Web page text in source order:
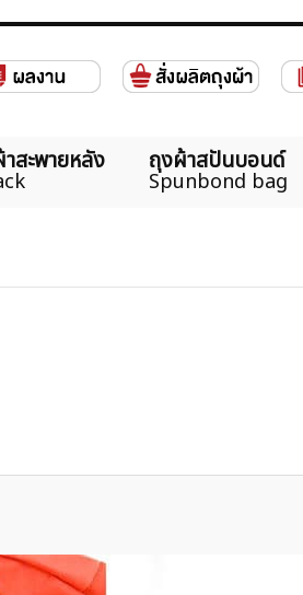
าสะพายหลัง ถุงผ้าสปันบอนด์
Spunbond bag